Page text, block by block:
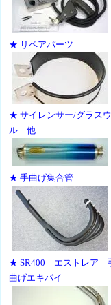
★ リペアパーツ
★ サイレンサー/グラス
ル 他
★ 手曲げ集合管
★ SR400 エストレア
曲げエキパイ